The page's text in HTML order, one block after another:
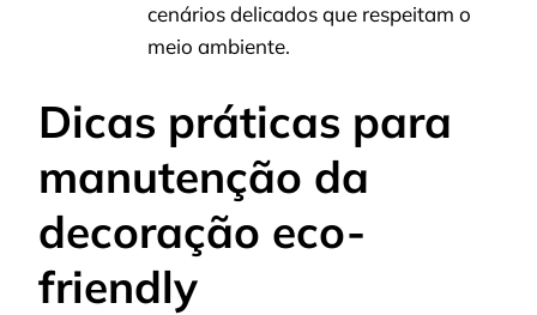
cenários delicados que respeitam o
meio ambiente.
Dicas práticas para
manutenção da
decoração eco-
friendly